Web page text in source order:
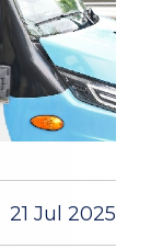
21 Jul 2025